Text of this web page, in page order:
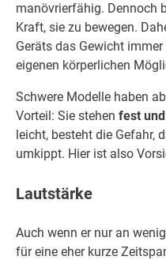
manövrierfähig. Dennoch
Kraft, sie zu bewegen.
Geräts das Gewicht
eigenen körperlichen
Schwere Modelle haben
Vorteil: Sie stehen fest
leicht, besteht die Gefahr,
umkippt. Hier ist also
Lautstärke
Auch wenn er nur an
für eine eher kurze